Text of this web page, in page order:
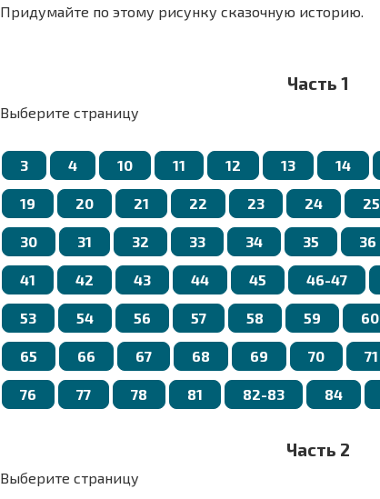
Придумайте по этому рисунку сказочную историю.
Часть 1
Выберите страницу
3 4 10 11 12 13 14
19 20 21 22 23 24 25
30 31 32 33 34 35 36
41 42 43 44 45 46-47
53 54 56 57 58 59 60
65 66 67 68 69 70 71
76 77 78 81 82-83 84
Часть 2
Выберите страницу